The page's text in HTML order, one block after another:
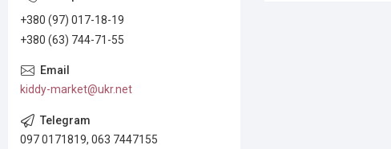
+380 (97) 017-18-19
+380 (63) 744-71-55
kiddy-market@ukr.net
097 0171819, 063 7447155